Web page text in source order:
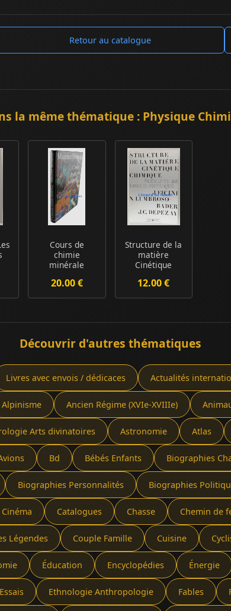
Retour au catalogue
la même thématique : Physique
Cours de
chimie
minérale
20.00 €
Structure de la
matière
Cinétique
Eléments de ...
12.00 €
Découvrir d'autres thématiques
Livres avec envois / dédicaces Actualités
Alpinisme Ancien Régime (XVIe-XVIIIe)
Arts divinatoires Astronomie Atlas
Bd Bébés Enfants Biographies
Biographies Personnalités Biographies
Catalogues Chasse Chemin de
Légendes Couple Famille Cuisine
Éducation Encyclopédies Énergie
Essais Ethnologie Anthropologie Fables